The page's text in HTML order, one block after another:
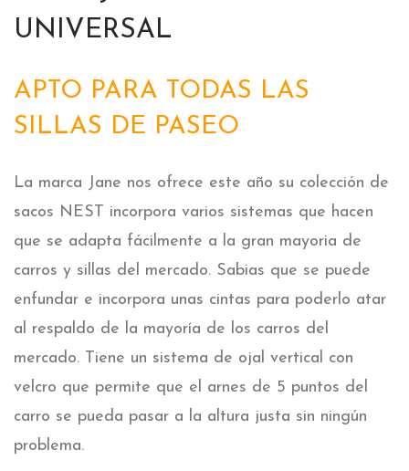
UNIVERSAL
APTO PARA TODAS LAS
SILLAS DE PASEO
La marca Jane nos ofrece este año su colección de
sacos NEST incorpora varios sistemas que hacen
que se adapta fácilmente a la gran mayoria de
carros y sillas del mercado. Sabias que se puede
enfundar e incorpora unas cintas para poderlo atar
al respaldo de la mayoría de los carros del
mercado. Tiene un sistema de ojal vertical con
velcro que permite que el arnes de 5 puntos del
carro se pueda pasar a la altura justa sin ningún
problema.